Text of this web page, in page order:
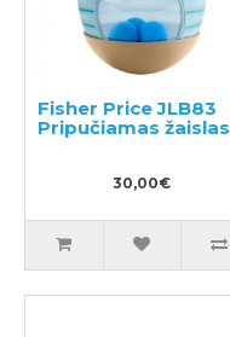
Fisher Price JLB83
Pripučiamas žaislas
30,00€